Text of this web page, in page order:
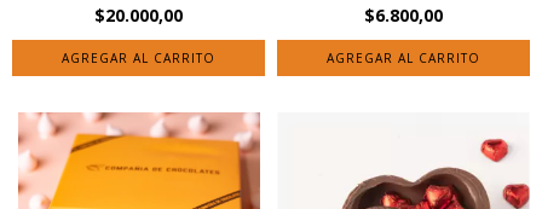
$20.000,00 $6.800,00